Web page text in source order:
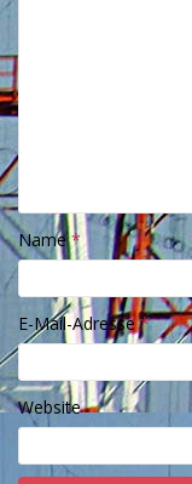
Name*
E-Mail-Adresse*
Website